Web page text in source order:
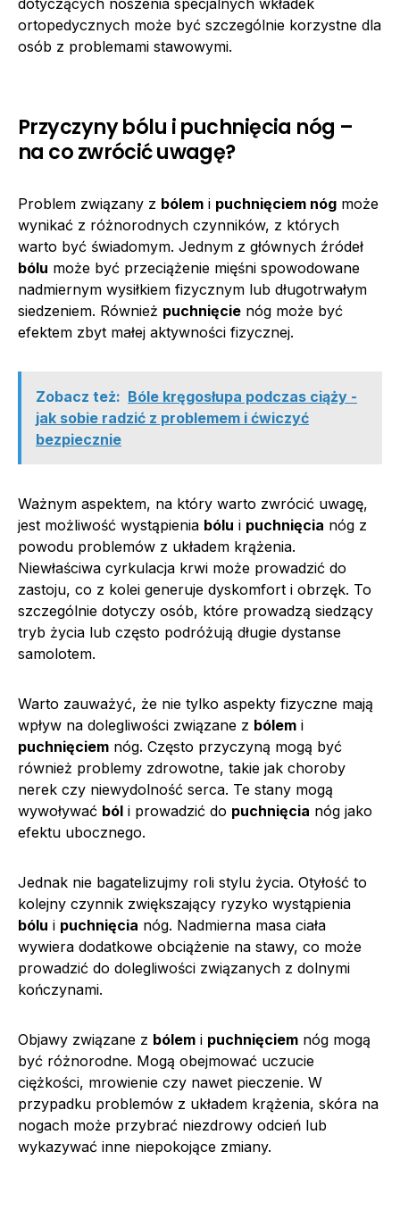
ortopedycznych może być szczególnie korzystne dla
osób z problemami stawowymi.
Przyczyny bólu i puchnięcia nóg –
na co zwrócić uwagę?
Problem związany z bólem i puchnięciem nóg może
wynikać z różnorodnych czynników, z których
warto być świadomym. Jednym z głównych źródeł
bólu może być przeciążenie mięśni spowodowane
nadmiernym wysiłkiem fizycznym lub długotrwałym
siedzeniem. Również puchnięcie nóg może być
efektem zbyt małej aktywności fizycznej.
Zobacz też: Bóle kręgosłupa podczas ciąży -
jak sobie radzić z problemem i ćwiczyć
bezpiecznie
Ważnym aspektem, na który warto zwrócić uwagę,
jest możliwość wystąpienia bólu i puchnięcia nóg z
powodu problemów z układem krążenia.
Niewłaściwa cyrkulacja krwi może prowadzić do
zastoju, co z kolei generuje dyskomfort i obrzęk. To
szczególnie dotyczy osób, które prowadzą siedzący
tryb życia lub często podróżują długie dystanse
samolotem.
Warto zauważyć, że nie tylko aspekty fizyczne mają
wpływ na dolegliwości związane z bólem i
puchnięciem nóg. Często przyczyną mogą być
również problemy zdrowotne, takie jak choroby
nerek czy niewydolność serca. Te stany mogą
wywoływać ból i prowadzić do puchnięcia nóg jako
efektu ubocznego.
Jednak nie bagatelizujmy roli stylu życia. Otyłość to
kolejny czynnik zwiększający ryzyko wystąpienia
bólu i puchnięcia nóg. Nadmierna masa ciała
wywiera dodatkowe obciążenie na stawy, co może
prowadzić do dolegliwości związanych z dolnymi
kończynami.
Objawy związane z bólem i puchnięciem nóg mogą
być różnorodne. Mogą obejmować uczucie
ciężkości, mrowienie czy nawet pieczenie. W
przypadku problemów z układem krążenia, skóra na
nogach może przybrać niezdrowy odcień lub
wykazywać inne niepokojące zmiany.